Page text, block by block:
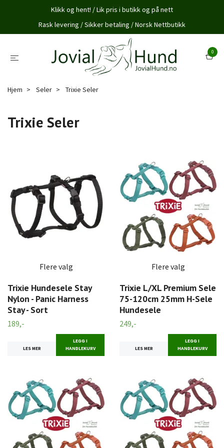
Klikk og hent! / Lik pris i butikk og på nett
Rask levering / Sikker betaling / Norsk Nettbutikk
0
Hjem Seler Trixie Seler
Trixie Seler
Flere valg
Trixie Hundesele Stay
Nylon - Panic Harness
Stay - Sort
189,-
LES MER
LEGG I
HANDLEKURV
Flere valg
Trixie L/XL Premium Sele
75-120cm 25mm H-Sele
Hundesele
249,-
LES MER
LEGG I
HANDLEKURV